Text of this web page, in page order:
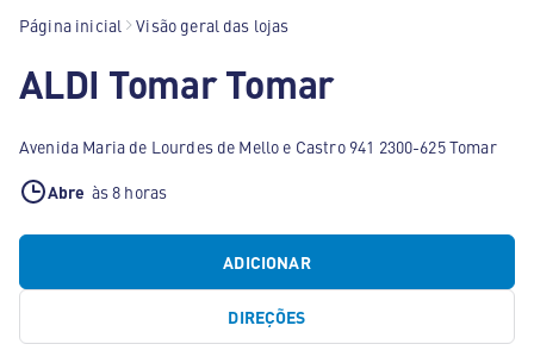
Página inicial Visão geral das lojas
ALDI Tomar Tomar
Avenida Maria de Lourdes de Mello e Castro 941 2300-625 Tomar
Abre às 8 horas
ADICIONAR
DIREÇÕES